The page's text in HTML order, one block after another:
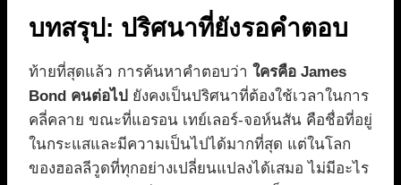
บทสรุป: ปริศนาที่ยังรอคำตอบ
ท้ายที่สุดแล้ว การค้นหาคำตอบว่า ใครคือ James
Bond คนต่อไป ยังคงเป็นปริศนาที่ต้องใช้เวลาในการ
คลี่คลาย ขณะที่แอรอน เทย์เลอร์-จอห์นสัน คือชื่อที่อยู่
ในกระแสและมีความเป็นไปได้มากที่สุด แต่ในโลก
ของฮอลลีวูดที่ทุกอย่างเปลี่ยนแปลงได้เสมอ ไม่มีอะไร